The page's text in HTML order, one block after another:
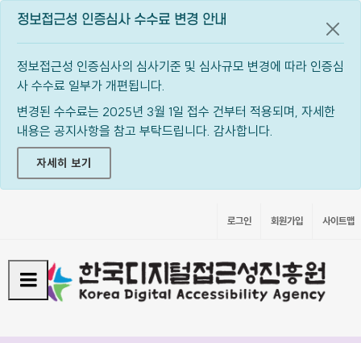
정보접근성 인증심사 수수료 변경 안내
정보접근성 인증심사의 심사기준 및 심사규모 변경에 따라 인증심
사 수수료 일부가 개편됩니다.
변경된 수수료는 2025년 3월 1일 접수 건부터 적용되며, 자세한
내용은 공지사항을 참고 부탁드립니다. 감사합니다.
자세히 보기
공지
로그인 회원가입 사이트맵